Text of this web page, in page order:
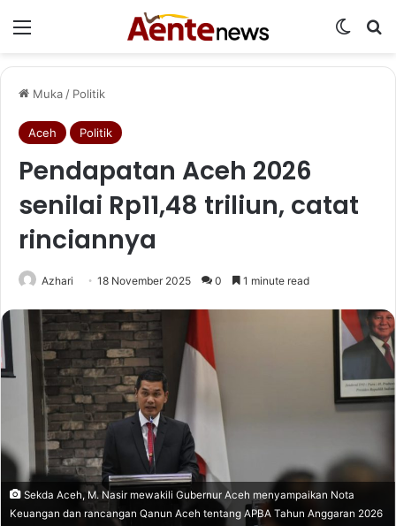
Menu
Muka / Politik
Aceh Politik
Pendapatan Aceh 2026
senilai Rp11,48 triliun, catat
rinciannya
Azhari 18 November 2025 0 1 minute read
Sekda Aceh, M. Nasir mewakili Gubernur Aceh menyampaikan Nota
Keuangan dan rancangan Qanun Aceh tentang APBA Tahun Anggaran 2026